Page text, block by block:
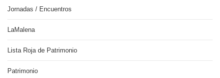
Jornadas / Encuentros
LaMalena
Lista Roja de Patrimonio
Patrimonio